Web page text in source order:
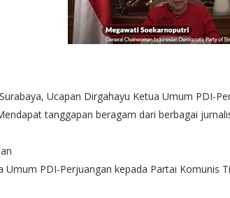
Ucapan Dirgahayu Ketua Umum PDI-
tanggapan beragam dari berbagai
Umum PDI-Perjuangan kepada Partai Komunis